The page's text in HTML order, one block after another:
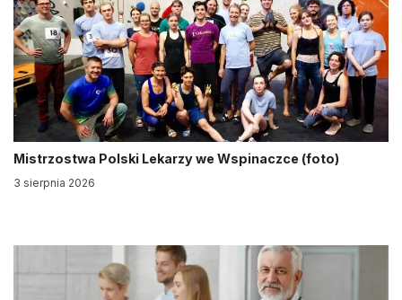
Mistrzostwa Polski Lekarzy we Wspinaczce (foto)
3 sierpnia 2026